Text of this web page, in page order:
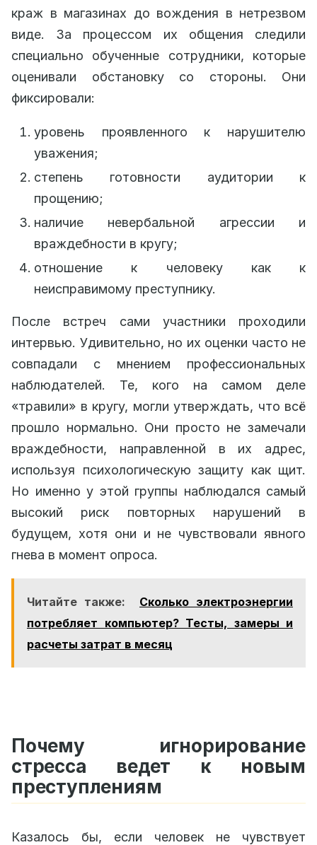
краж в магазинах до вождения в нетрезвом
виде. За процессом их общения следили
специально обученные сотрудники, которые
оценивали обстановку со стороны. Они
фиксировали:
уровень проявленного к нарушителю
уважения;
степень готовности аудитории к
прощению;
наличие невербальной агрессии и
враждебности в кругу;
отношение к человеку как к
неисправимому преступнику.
После встреч сами участники проходили
интервью. Удивительно, но их оценки часто не
совпадали с мнением профессиональных
наблюдателей. Те, кого на самом деле
«травили» в кругу, могли утверждать, что всё
прошло нормально. Они просто не замечали
враждебности, направленной в их адрес,
используя психологическую защиту как щит.
Но именно у этой группы наблюдался самый
высокий риск повторных нарушений в
будущем, хотя они и не чувствовали явного
гнева в момент опроса.
Читайте также:
Сколько электроэнергии
потребляет компьютер? Тесты, замеры и
расчеты затрат в месяц
Почему игнорирование
стресса ведет к новым
преступлениям
Казалось бы, если человек не чувствует